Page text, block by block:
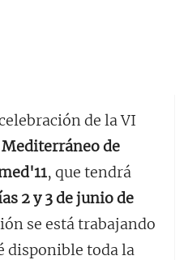
de la VI
de
, que tendrá
2 y 3 de junio de
se está trabajando
disponible toda la